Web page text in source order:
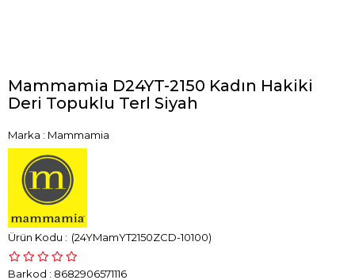
Mammamia D24YT-2150 Kadın Hakiki
Deri Topuklu Terl Siyah
Marka : Mammamia
(24YMamYT2150ZCD-10100)
Barkod : 8682906571116